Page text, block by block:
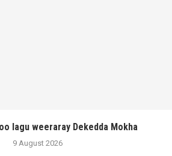
lagu weeraray Dekedda Mokha
9 August 2026